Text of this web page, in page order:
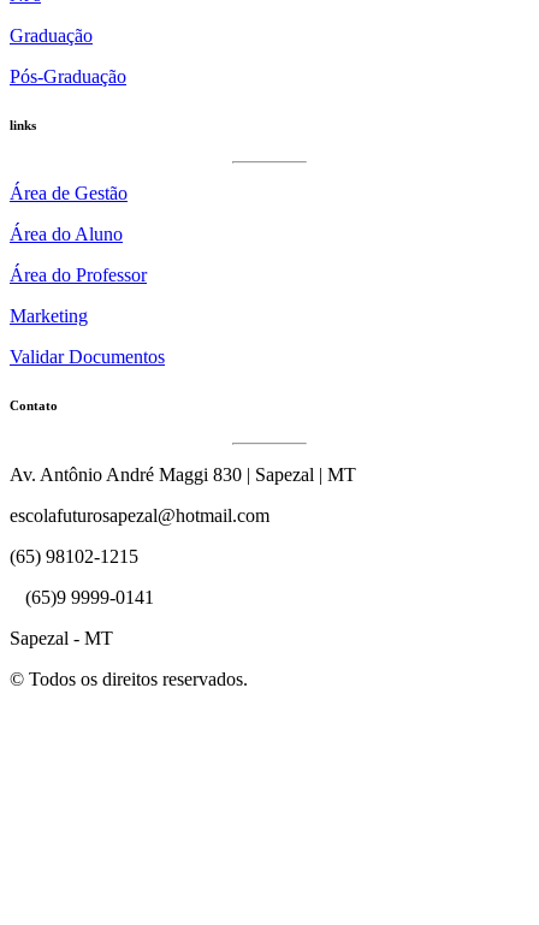
Graduação
Pós-Graduação
links
Área de Gestão
Área do Aluno
Área do Professor
Marketing
Validar Documentos
Contato
Av. Antônio André Maggi 830 | Sapezal | MT
escolafuturosapezal@hotmail.com
(65) 98102-1215
(65)9 9999-0141
Sapezal - MT
© Todos os direitos reservados.